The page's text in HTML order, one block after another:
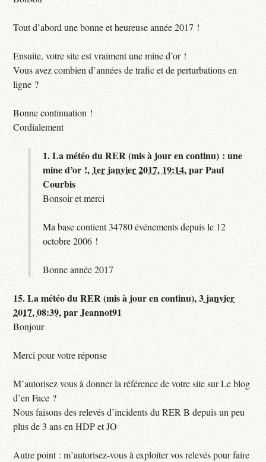
Tout d’abord une bonne et heureuse année 2017 !
Ensuite, votre site est vraiment une mine d’or !
Vous avez combien d’années de trafic et de perturbations en
ligne ?
Bonne continuation !
Cordialement
1.La météo du RER (mis à jour en continu) : une
mine d’or !, 1er janvier 2017, 19:14,parPaul
Courbis
Bonsoir et merci
Ma base contient 34780 événements depuis le 12
octobre 2006 !
Bonne année 2017
15.La météo du RER (mis à jour en continu),3 janvier
2017, 08:39,parJeannot91
Bonjour
Merci pour votre réponse
M’autorisez vous à donner la référence de votre site sur Le blog
d’en Face ?
Nous faisons des relevés d’incidents du RER B depuis un peu
plus de 3 ans en HDP et JO
Autre point : m’autorisez-vous à exploiter vos relevés pour faire